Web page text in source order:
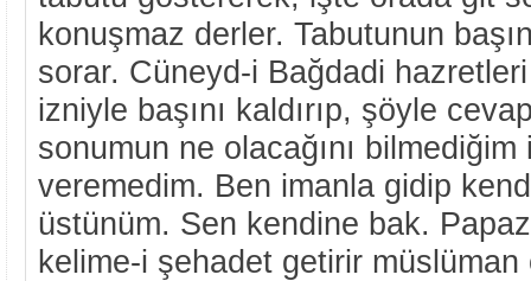
konuşmaz derler. Tabutunun
sorar. Cüneyd-i Bağdadi
izniyle başını kaldırıp, şöyle
sonumun ne olacağını
veremedim. Ben imanla gidip
üstünüm. Sen kendine bak.
kelime-i şehadet getirir müslüman